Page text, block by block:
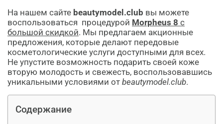
На нашем сайте beautymodel.club вы можете
воспользоваться процедурой Morpheus 8 с
большой скидкой. Мы предлагаем акционные
предложения, которые делают передовые
косметологические услуги доступными для всех.
Не упустите возможность подарить своей коже
вторую молодость и свежесть, воспользовавшись
уникальными условиями от beautymodel.club.
Содержание